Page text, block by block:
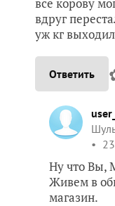
вдруг
уж кг
Ответить
Ну что Вы,
Живем в
магазин.